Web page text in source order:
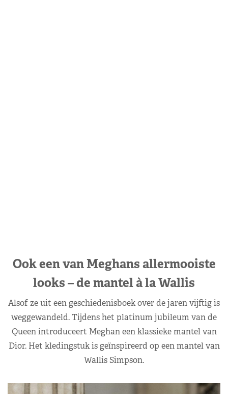
Ook een van Meghans allermooiste
looks – de mantel à la Wallis
Alsof ze uit een geschiedenisboek over de jaren vijftig is
weggewandeld. Tijdens het platinum jubileum van de
Queen introduceert Meghan een klassieke mantel van
Dior. Het kledingstuk is geïnspireerd op een mantel van
Wallis Simpson.